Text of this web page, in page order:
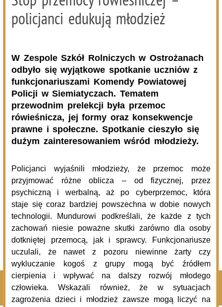
Szedł ulicą z nożem w ręku i metalową rurką - w plecaku
miał skradziony alkohol i perfumy
Wernisaż wystawy „Pędzlem i sercem” w Galerii
„Odrobina Kultury”
06.08.2026 Podlasie24
Po raz 35. w Mielniku odbędą się Muzyczne Dialogi nad
Bugiem
Trud drogi i siła wspólnoty. Szósty dzień Pieszej
Pielgrzymki Drohiczyńskiej na Jasną Górę
06.08.2026 Podlasie24
Milejczyce przyciągają tłumy. Poznaj program nabożeństw
/AUDIO/
Pokaż więcej
Kliknij, by wyświetlić wszystkie artykuły